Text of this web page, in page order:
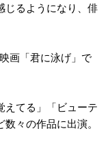
じるようになり、俳
画「君に泳げ」で
えてる」「ビューテ
々の作品に出演。